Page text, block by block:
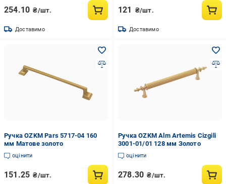
254.10 ₴/шт.
Доставимо
121 ₴/шт.
Доставимо
Ручка OZKM Pars 5717-04 160
мм Матове золото
оцінити
151.25 ₴/шт.
Ручка OZKM Alm Artemis Cizgili
3001-01/01 128 мм Золото
оцінити
278.30 ₴/шт.